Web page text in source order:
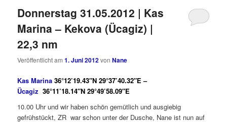
Donnerstag 31.05.2012 | Kas
Marina – Kekova (Ücagiz) |
22,3 nm
Veröffentlicht am1. Juni 2012vonNane
Kas Marina 36°12’19.43″N 29°37’40.32″E –
Ücagiz 36°11’18.14″N 29°49’58.09″E
10.00 Uhr und wir haben schön gemütlich und ausgiebig
gefrühstückt, ZR war schon unter der Dusche, Nane ist nun auf